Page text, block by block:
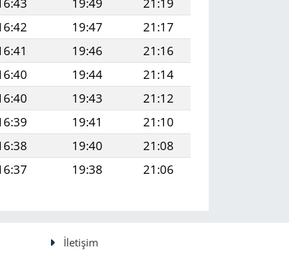
19:49
21:19
19:47
21:17
19:46
21:16
19:44
21:14
19:43
21:12
19:41
21:10
19:40
21:08
19:38 21:06
İletişim